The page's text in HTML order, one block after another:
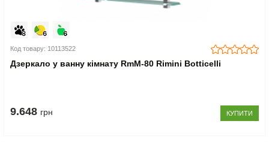
Код товару: 10113522
Дзеркало у ванну кімнату RmM-80 Rimini Botticelli
9.648 грн КУПИТИ